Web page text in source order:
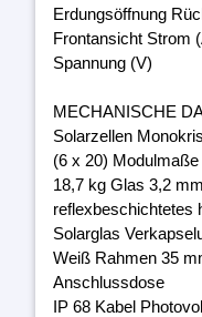
Erdungsöffnung
Frontansicht Strom
Spannung (V)
MECHANISCHE
Solarzellen
(6 x 20)
18,7 kg Glas 3,2
reflexbeschichtetes
Solarglas
Weiß Rahmen 35
Anschlussdose
IP 68 Kabel